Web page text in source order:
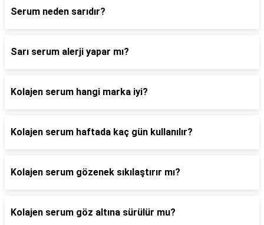
Serum neden sarıdır?
Sarı serum alerji yapar mı?
Kolajen serum hangi marka iyi?
Kolajen serum haftada kaç gün kullanılır?
Kolajen serum gözenek sıkılaştırır mı?
Kolajen serum göz altına sürülür mu?